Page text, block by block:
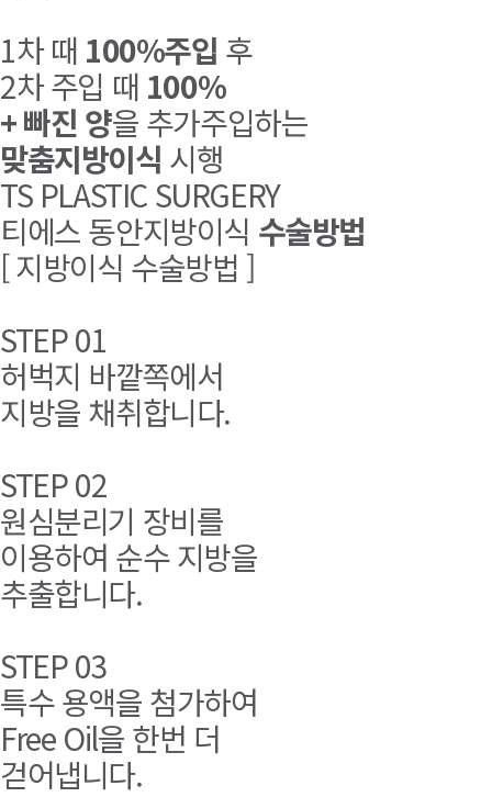
1차 때 100%주입 후
2차 주입 때 100%
+ 빠진 양을 추가주입하는
맞춤지방이식 시행
TS PLASTIC SURGERY
티에스 동안지방이식 수술방법
[지방이식 수술방법 ]
STEP 01
허벅지 바깥쪽에서
지방을 채취합니다.
STEP 02
원심분리기 장비를
이용하여 순수 지방을
추출합니다.
STEP 03
특수 용액을 첨가하여
Free Oil을 한번 더
걷어냅니다.